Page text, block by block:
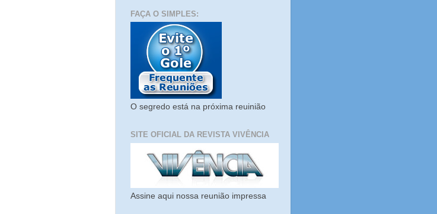
FAÇA O SIMPLES:
O segredo está na próxima reuinião
SITE OFICIAL DA REVISTA VIVÊNCIA
Assine aqui nossa reunião impressa